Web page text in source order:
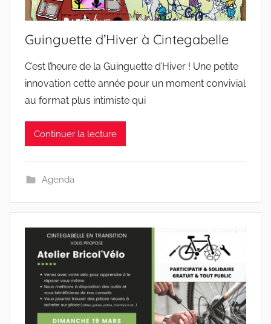
Guinguette d’Hiver à Cintegabelle
C’est l’heure de la Guinguette d’Hiver ! Une petite
innovation cette année pour un moment convivial
au format plus intimiste qui
Continuer la lecture
Agenda